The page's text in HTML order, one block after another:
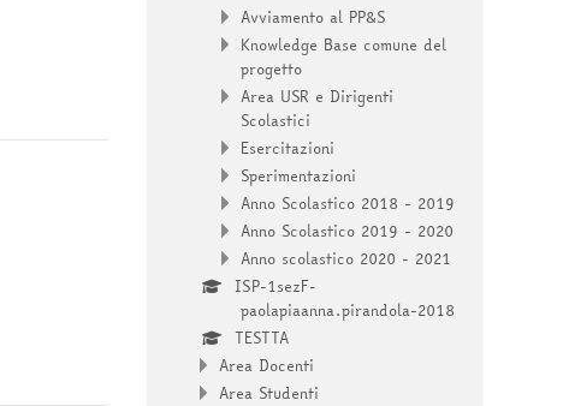
Avviamento al PP&S
Knowledge Base comune del
progetto
Area USR e Dirigenti
Scolastici
Esercitazioni
Sperimentazioni
Anno Scolastico 2018 - 2019
Anno Scolastico 2019 - 2020
Anno scolastico 2020 - 2021
ISP-1sezF-
paolapiaanna.pirandola-2018
TESTTA
Area Docenti
Area Studenti